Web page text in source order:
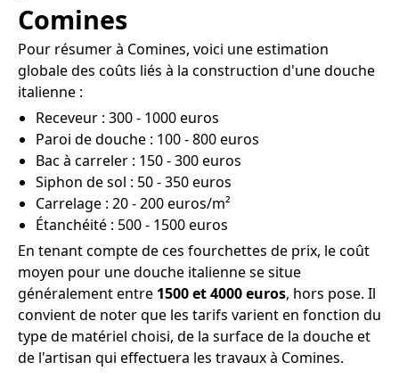
Comines
Pour résumer à Comines, voici une estimation
globale des coûts liés à la construction d'une douche
italienne :
Receveur : 300 - 1000 euros
Paroi de douche : 100 - 800 euros
Bac à carreler : 150 - 300 euros
Siphon de sol : 50 - 350 euros
Carrelage : 20 - 200 euros/m²
Étanchéité : 500 - 1500 euros
En tenant compte de ces fourchettes de prix, le coût
moyen pour une douche italienne se situe
généralement entre 1500 et 4000 euros, hors pose. Il
convient de noter que les tarifs varient en fonction du
type de matériel choisi, de la surface de la douche et
de l'artisan qui effectuera les travaux à Comines.